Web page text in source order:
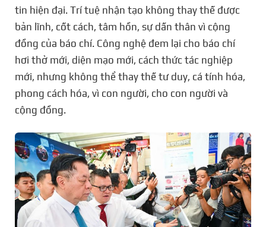
tin hiện đại. Trí tuệ nhận tạo không thay thế được
bản lĩnh, cốt cách, tâm hồn, sự dấn thân vì cộng
đồng của báo chí. Công nghệ đem lại cho báo chí
hơi thở mới, diện mạo mới, cách thức tác nghiệp
mới, nhưng không thể thay thế tư duy, cá tính hóa,
phong cách hóa, vì con người, cho con người và
cộng đồng.